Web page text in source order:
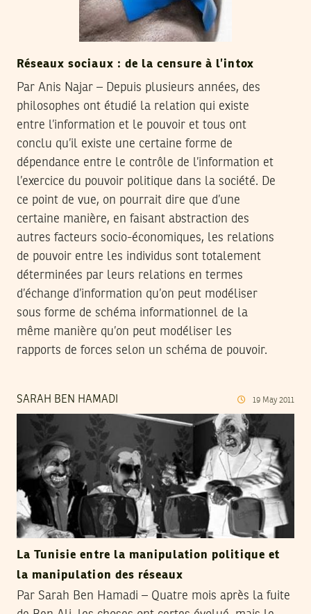
Réseaux sociaux : de la censure à l’intox
Par Anis Najar – Depuis plusieurs années, des
philosophes ont étudié la relation qui existe
entre l’information et le pouvoir et tous ont
conclu qu’il existe une certaine forme de
dépendance entre le contrôle de l’information et
l’exercice du pouvoir politique dans la société. De
ce point de vue, on pourrait dire que d’une
certaine manière, en faisant abstraction des
autres facteurs socio-économiques, les relations
de pouvoir entre les individus sont totalement
déterminées par leurs relations en termes
d’échange d’information qu’on peut modéliser
sous forme de schéma informationnel de la
même manière qu’on peut modéliser les
rapports de forces selon un schéma de pouvoir.
SARAH BEN HAMADI 19 May 2011
La Tunisie entre la manipulation politique et
la manipulation des réseaux
Par Sarah Ben Hamadi – Quatre mois après la fuite